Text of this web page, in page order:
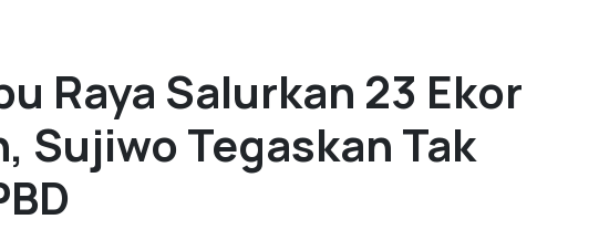
Raya Salurkan 23 Ekor
Sujiwo Tegaskan Tak